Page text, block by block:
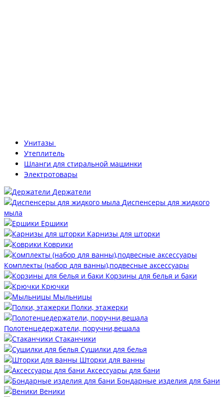
Унитазы
Утеплитель
Шланги для стиральной машинки
Электротовары
Держатели
Диспенсеры для жидкого
мыла
Ершики
Карнизы для шторки
Коврики
Комплекты (набор для ванны),подвесные аксессуары
Корзины для белья и баки
Крючки
Мыльницы
Полки, этажерки
Полотенцедержатели, поручни,вешала
Стаканчики
Сушилки для белья
Шторки для ванны
Аксессуары для бани
Бондарные изделия для бани
Веники